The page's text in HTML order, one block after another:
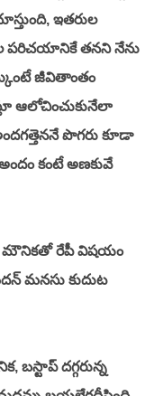
ఇతరుల
పరిచయానికే తనని నేను
జీవితాంతం
ఆలోచించుకునేలా
పొగరు కూడా
కంటే అణకువే
మౌనికతో రేపీ విషయం
మనసు కుదుట
దగ్గరున్న